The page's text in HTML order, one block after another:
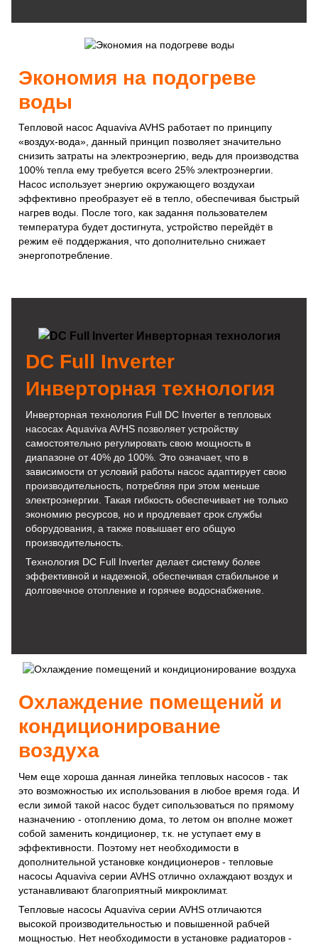
Экономия на подогреве
воды
Тепловой насос Aquaviva AVHS работает по принципу
«воздух-вода», данный принцип позволяет значительно
снизить затраты на электроэнергию, ведь для производства
100% тепла ему требуется всего 25% электроэнергии.
Насос использует энергию окружающего воздухаи
эффективно преобразует её в тепло, обеспечивая быстрый
нагрев воды. После того, как задання пользователем
температура будет достигнута, устройство перейдёт в
режим её поддержания, что дополнительно снижает
энергопотребление.
DC Full Inverter
Инверторная технология
Инверторная технология Full DC Inverter в тепловых
насосах Aquaviva AVHS позволяет устройству
самостоятельно регулировать свою мощность в
диапазоне от 40% до 100%. Это означает, что в
зависимости от условий работы насос адаптирует свою
производительность, потребляя при этом меньше
электроэнергии. Такая гибкость обеспечивает не только
экономию ресурсов, но и продлевает срок службы
оборудования, а также повышает его общую
производительность.
Технология DC Full Inverter делает систему более
эффективной и надежной, обеспечивая стабильное и
долговечное отопление и горячее водоснабжение.
Охлаждение помещений и
кондиционирование
воздуха
Чем еще хороша данная линейка тепловых насосов - так
это возможностью их использования в любое время года. И
если зимой такой насос будет сипользоваться по прямому
назначению - отоплению дома, то летом он вполне может
собой заменить кондиционер, т.к. не уступает ему в
эффективности. Поэтому нет необходимости в
дополнительной установке кондиционеров - тепловые
насосы Aquaviva серии AVHS отлично охлаждают воздух и
устанавливают благоприятный микроклимат.
Тепловые насосы Aquaviva серии AVHS отличаются
высокой производительностью и повышенной рабчей
мощностью. Нет необходимости в установке радиаторов -